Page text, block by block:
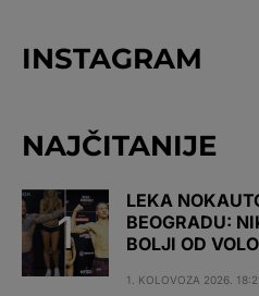
INSTAGRAM
NAJČITANIJE
LEKA
BEOGRADU:
BOLJI OD
1. KOLOVOZA 2026.